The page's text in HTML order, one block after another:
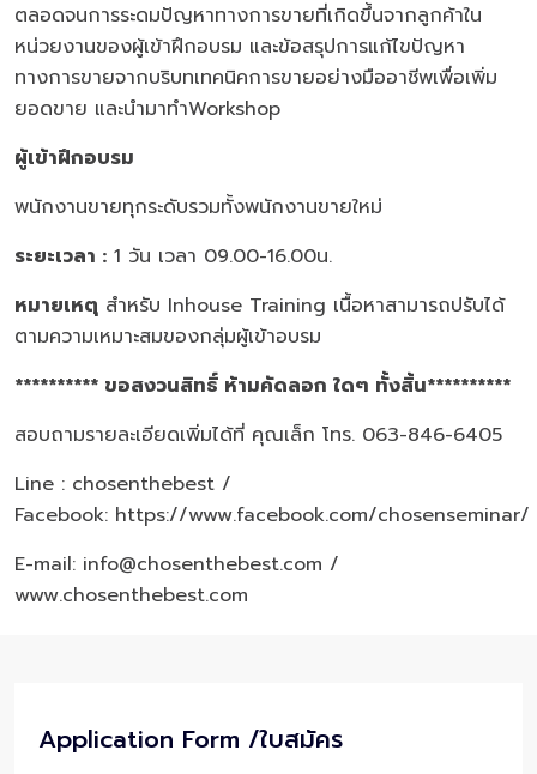
ตลอดจนการระดมปัญหาทางการขายที่เกิดขึ้นจากลูกค้าใน
หน่วยงานของผู้เข้าฝึกอบรม และข้อสรุปการแก้ไขปัญหา
ทางการขายจากบริบทเทคนิคการขายอย่างมืออาชีพเพื่อเพิ่ม
ยอดขาย และนำมาทำWorkshop
ผู้เข้าฝึกอบรม
พนักงานขายทุกระดับรวมทั้งพนักงานขายใหม่
ระยะเวลา : 1 วัน เวลา 09.00-16.00น.
หมายเหตุ สำหรับ Inhouse Training เนื้อหาสามารถปรับได้
ตามความเหมาะสมของกลุ่มผู้เข้าอบรม
********** ขอสงวนสิทธิ์ ห้ามคัดลอก ใดๆ ทั้งสิ้น**********
สอบถามรายละเอียดเพิ่มได้ที่ คุณเล็ก โทร. 063-846-6405
Line : chosenthebest /
Facebook: https://www.facebook.com/chosenseminar/
E-mail: info@chosenthebest.com /
www.chosenthebest.com
Application Form /ใบสมัคร